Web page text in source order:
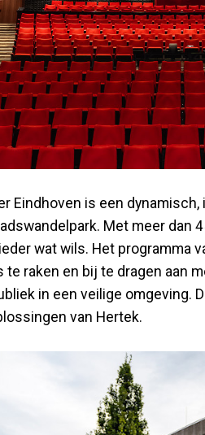
Eindhoven is een
Met meer dan
wat wils. Het programma
te raken en bij te dragen aan
in een veilige omgeving.
van Hertek.